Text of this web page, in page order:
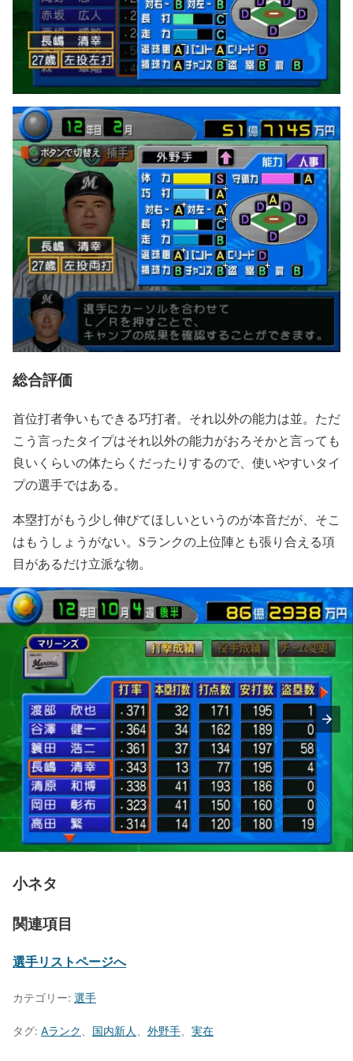
総合評価
首位打者争いもできる巧打者。それ以外の能力は並。ただ
こう言ったタイプはそれ以外の能力がおろそかと言っても
良いくらいの体たらくだったりするので、使いやすいタイ
プの選手ではある。
本塁打がもう少し伸びてほしいというのが本音だが、そこ
はもうしょうがない。Sランクの上位陣とも張り合える項
目があるだけ立派な物。
小ネタ
関連項目
選手リストページへ
カテゴリー: 選手
タグ: Aランク 国内新人 外野手 実在